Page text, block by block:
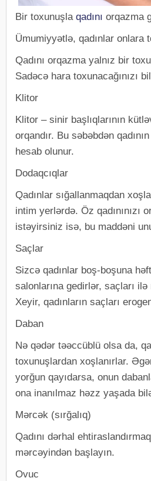
Bir toxunuşla qadını orqazma
Ümumiyyətlə, qadınlar onlara
Qadını orqazma yalnız bir
Sadəcə hara toxunacağınızı
Klitor
Klitor – sinir başlıqlarının
orqandır. Bu səbəbdən
hesab olunur.
Dodaqcıqlar
Qadınlar sığallanmaqdan
intim yerlərdə. Öz qadınınızı
istəyirsiniz isə, bu maddəni
Saçlar
Sizcə qadınlar boş-boşuna
salonlarına gedirlər, saçları
Xeyir, qadınların saçları
Daban
Nə qədər təəccüblü olsa da,
toxunuşlardan xoşlanırlar.
yorğun qayıdarsa, onun
ona inanılmaz həzz yaşada
Mərcək (sırğalıq)
Qadını dərhal
mərcəyindən başlayın.
Ovuc